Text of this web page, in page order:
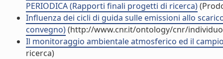
PERIODICA (Rapporti finali progetti di ricerca)
Influenza dei cicli di guida sulle emissioni allo
convegno)(http://www.cnr.it/ontology/cnr/
Il monitoraggio ambientale atmosferico ed il
ricerca)